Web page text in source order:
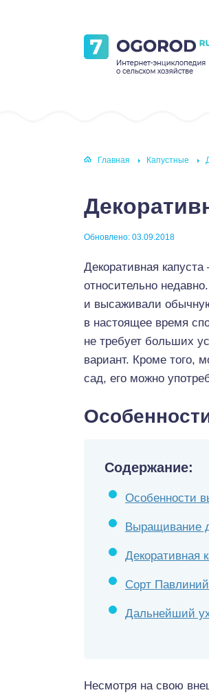
Главная Капустные
Обновлено: 03.09.2018
Декоративная
относительно
и высаживали
в настоящее время
не требует больших
вариант. Кроме того,
сад, его можно
Содержание:
Особенности
Выращивание
Декоративная
Сорт
Дальнейший
Несмотря на свою